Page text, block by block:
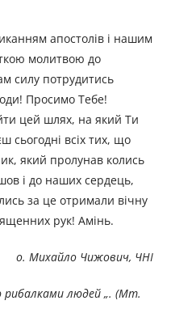
апостолів і нашим
молитвою до
силу потрудитись
Просимо Тебе!
цей шлях, на який Ти
сьогодні всіх тих, що
який пролунав колись
і до наших сердець,
за це отримали вічну
рук! Амінь.
о. Михайло Чижович, ЧНІ
рибалками людей „. (Мт.